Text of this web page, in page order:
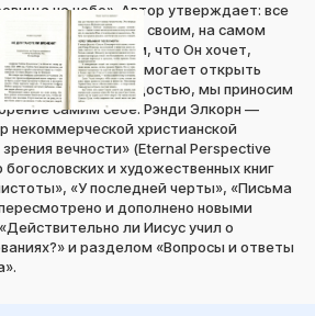
на небе». Автор утверждает: все
что мы называем своим, на самом
вопрос лишь в том, что Он хочет,
Книга помогает открыть
что, отдавая с радостью, мы приносим
самим себе. Рэнди Элкорн —
некоммерческой христианской
вечности» (Eternal Perspective
и художественных книг
«У последней черты», «Письма
и дополнено новыми
ли Иисус учил о
и разделом «Вопросы и ответы